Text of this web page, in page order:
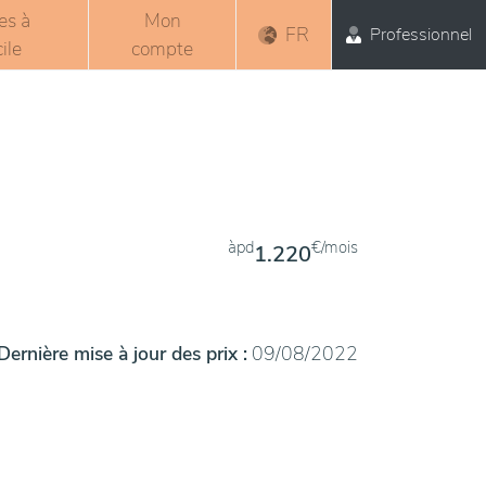
à
Mon
compte
FR Professionnel
àpd1.220€/mois
mise à jour des prix : 09/08/2022